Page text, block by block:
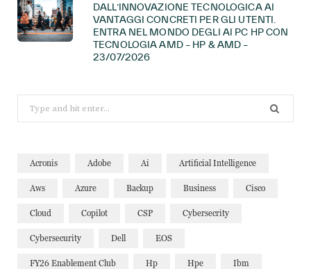
DALL’INNOVAZIONE TECNOLOGICA AI
VANTAGGI CONCRETI PER GLI UTENTI.
ENTRA NEL MONDO DEGLI AI PC HP CON
TECNOLOGIA AMD – HP & AMD –
23/07/2026
for:
Acronis Adobe Ai Artificial Intelligence
Aws Azure Backup Business Cisco
Cloud Copilot CSP Cybersecrity
Cybersecurity Dell EOS
FY26 Enablement Club Hp Hpe Ibm